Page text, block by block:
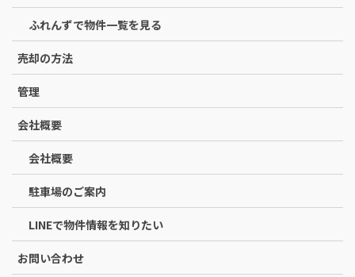
ふれんずで物件一覧を見る
売却の方法
管理
会社概要
会社概要
駐車場のご案内
LINEで物件情報を知りたい
お問い合わせ